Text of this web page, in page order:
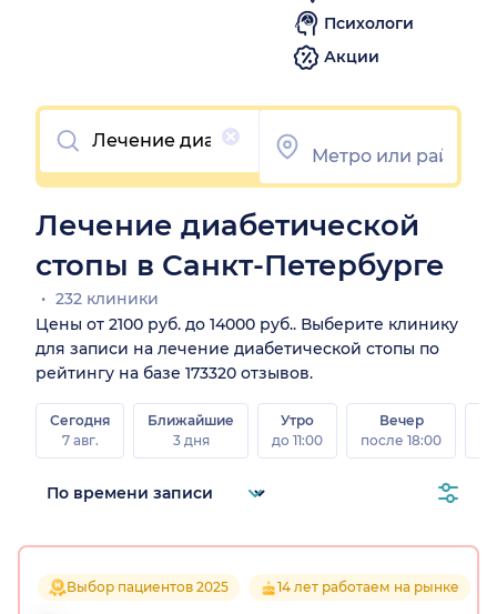
Психологи
Акции
Очистить
Лечение диабетической
стопы в Санкт-Петербурге
232 клиники
Цены от 2100 руб. до 14000 руб.. Выберите клинику
для записи на лечение диабетической стопы по
рейтингу на базе 173320 отзывов.
Сегодня
7 авг.
Ближайшие
3 дня
Утро
до 11:00
Вечер
после 18:00
Выбор пациентов 2025 14 лет работаем на рынке